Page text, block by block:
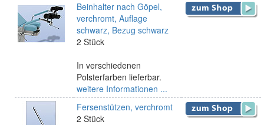
Beinhalter nach Göpel,
verchromt, Auflage
schwarz, Bezug schwarz
2 Stück
In verschiedenen
Polsterfarben lieferbar.
weitere Informationen ...
Fersenstützen, verchromt
2 Stück